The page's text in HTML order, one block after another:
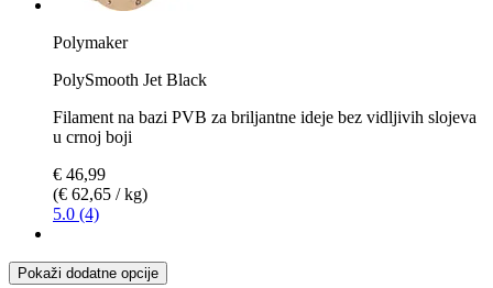
Polymaker
PolySmooth Jet Black
Filament na bazi PVB za briljantne ideje bez vidljivih slojeva
u crnoj boji
€ 46,99
(€ 62,65 / kg)
5.0 (4)
Pokaži dodatne opcije